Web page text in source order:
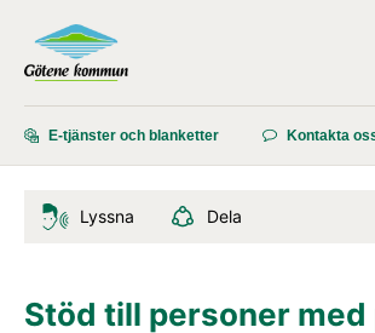
E-tjänster och blanketter Kontakta
Lyssna Dela
Stöd till personer